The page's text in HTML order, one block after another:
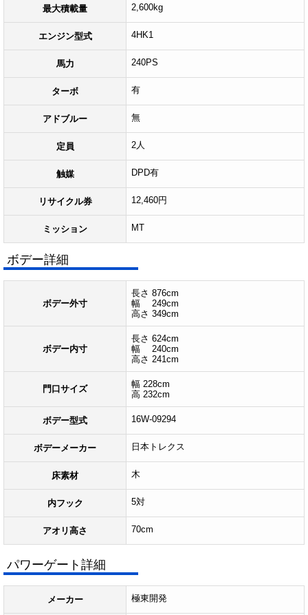
最大積載量 2,600kg
エンジン型式 4HK1
馬力 240PS
ターボ 有
アドブルー 無
定員 2人
触媒 DPD有
リサイクル券 12,460円
ミッション MT
ボデー詳細
ボデー外寸
長さ 876cm
幅 249cm
高さ 349cm
ボデー内寸
長さ 624cm
幅 240cm
高さ 241cm
門口サイズ
幅 228cm
高 232cm
ボデー型式 16W-09294
ボデーメーカー 日本トレクス
床素材 木
内フック 5対
アオリ高さ 70cm
パワーゲート詳細
メーカー 極東開発